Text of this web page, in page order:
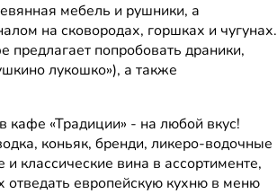
мебель и рушники, а
на сковородах, горшках и чугунах.
попробовать драники,
лукошко»), а также
«Традиции» - на любой вкус!
коньяк, бренди, ликеро-водочные
классические вина в ассортименте,
европейскую кухню в меню